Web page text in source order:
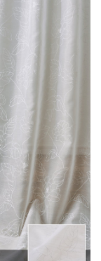
用し、上部を2つ
なるベーシックな
(価格は税込です)
300 301～400
円